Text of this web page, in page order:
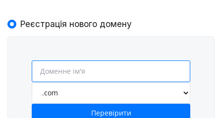
Реєстрація нового домену
Перевірити